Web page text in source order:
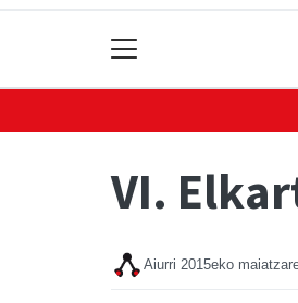
VI.
Aiurri 2015eko